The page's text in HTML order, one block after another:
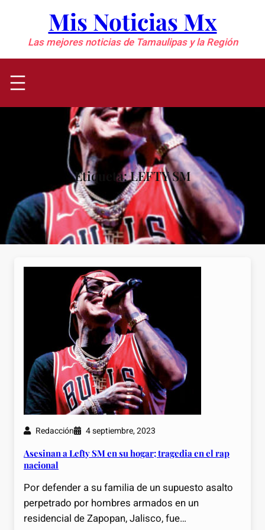
contenido
Mis Noticias Mx
Las mejores noticias de Tamaulipas y la Región
Etiqueta:LEFTY SM
Redacción 4 septiembre, 2023
Asesinan a Lefty SM en su hogar; tragedia en el rap
nacional
Por defender a su familia de un supuesto asalto
perpetrado por hombres armados en un
residencial de Zapopan, Jalisco, fue…